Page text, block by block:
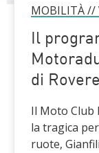
MOBILITÀ//
Il
di
Il Moto Club
la tragica
ruote,